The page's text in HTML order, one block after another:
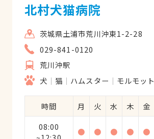
北村犬猫病院
茨城県土浦市荒川沖東1-2-28
029-841-0120
荒川沖駅
犬
猫 ハムスター モルモット
時間 月 火 水 木 金
08:00
● ● ● ● ●